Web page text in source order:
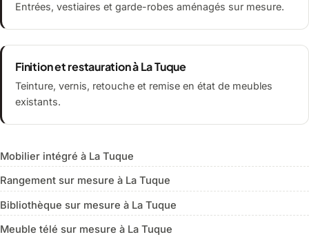
Entrées, vestiaires et garde-robes aménagés sur mesure.
Finition et restauration à La Tuque
Teinture, vernis, retouche et remise en état de meubles
existants.
Mobilier intégré à La Tuque
Rangement sur mesure à La Tuque
Bibliothèque sur mesure à La Tuque
Meuble télé sur mesure à La Tuque